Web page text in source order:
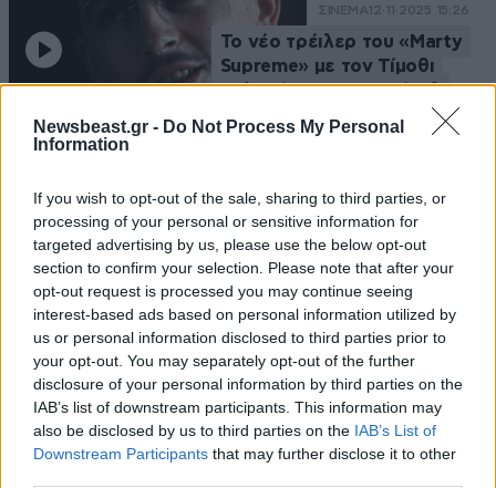
Newsbeast.gr - Do Not Process My Personal
Information
If you wish to opt-out of the sale, sharing to third parties, or
processing of your personal or sensitive information for
targeted advertising by us, please use the below opt-out
section to confirm your selection. Please note that after your
opt-out request is processed you may continue seeing
interest-based ads based on personal information utilized by
us or personal information disclosed to third parties prior to
your opt-out. You may separately opt-out of the further
disclosure of your personal information by third parties on the
IAB’s list of downstream participants. This information may
also be disclosed by us to third parties on the IAB’s List of
Downstream Participants that may further disclose it to other
ΣΙΝΕΜΑ 12·11·2025 15:26
Το νέο τρέιλερ του «Marty
Supreme» με τον Τίμοθι
Σαλαμέ και την Γκουίνεθ